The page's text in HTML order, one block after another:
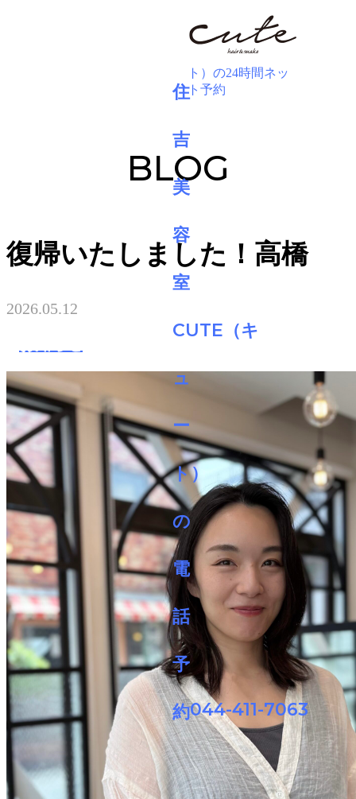
044-411-7063
BLOG
復帰いたしました！高橋
2026.05.12